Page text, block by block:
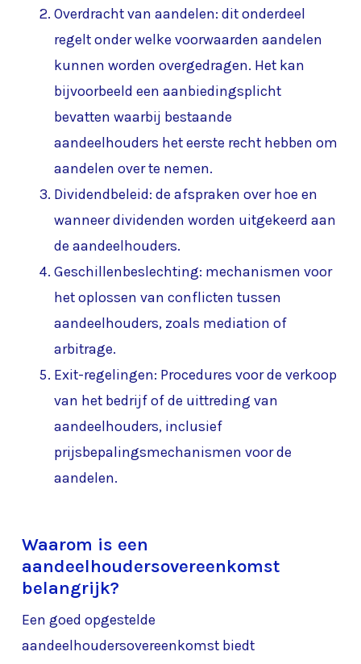
Overdracht van aandelen: dit onderdeel
regelt onder welke voorwaarden aandelen
kunnen worden overgedragen. Het kan
bijvoorbeeld een aanbiedingsplicht
bevatten waarbij bestaande
aandeelhouders het eerste recht hebben om
aandelen over te nemen.
Dividendbeleid: de afspraken over hoe en
wanneer dividenden worden uitgekeerd aan
de aandeelhouders.
Geschillenbeslechting: mechanismen voor
het oplossen van conflicten tussen
aandeelhouders, zoals mediation of
arbitrage.
Exit-regelingen: Procedures voor de verkoop
van het bedrijf of de uittreding van
aandeelhouders, inclusief
prijsbepalingsmechanismen voor de
aandelen.
Waarom is een
aandeelhoudersovereenkomst
belangrijk?
Een goed opgestelde
aandeelhoudersovereenkomst biedt